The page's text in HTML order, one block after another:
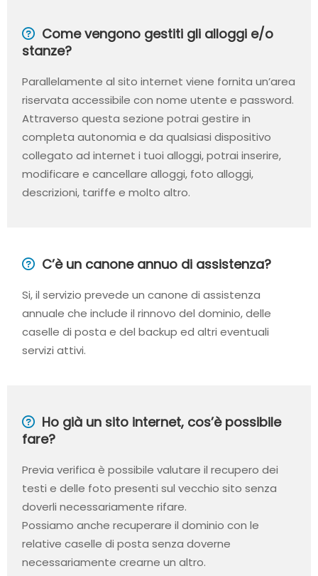
Come vengono gestiti gli alloggi e/o
stanze?
Parallelamente al sito internet viene fornita un’area
riservata accessibile con nome utente e password.
Attraverso questa sezione potrai gestire in
completa autonomia e da qualsiasi dispositivo
collegato ad internet i tuoi alloggi, potrai inserire,
modificare e cancellare alloggi, foto alloggi,
descrizioni, tariffe e molto altro.
C’è un canone annuo di assistenza?
Si, il servizio prevede un canone di assistenza
annuale che include il rinnovo del dominio, delle
caselle di posta e del backup ed altri eventuali
servizi attivi.
Ho già un sito internet, cos’è possibile
fare?
Previa verifica è possibile valutare il recupero dei
testi e delle foto presenti sul vecchio sito senza
doverli necessariamente rifare.
Possiamo anche recuperare il dominio con le
relative caselle di posta senza doverne
necessariamente crearne un altro.